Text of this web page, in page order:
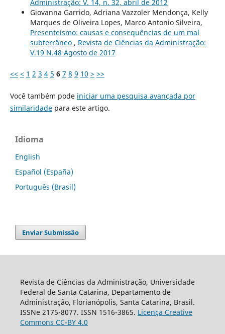
Administração: V. 14, n. 32, abril de 2012
Giovanna Garrido, Adriana Vazzoler Mendonça, Kelly
Marques de Oliveira Lopes, Marco Antonio Silveira,
Presenteísmo: causas e consequências de um mal
subterrâneo , Revista de Ciências da Administração:
V.19 N.48 Agosto de 2017
<< < 1 2 3 4 5 6 7 8 9 10 > >>
Você também pode iniciar uma pesquisa avançada por
similaridadepara este artigo.
Idioma
English
Español (España)
Português (Brasil)
Enviar Submissão
Revista de Ciências da Administração, Universidade
Federal de Santa Catarina, Departamento de
Administração, Florianópolis, Santa Catarina, Brasil.
ISSNe 2175-8077. ISSN 1516-3865. Licença Creative
Commons CC-BY 4.0